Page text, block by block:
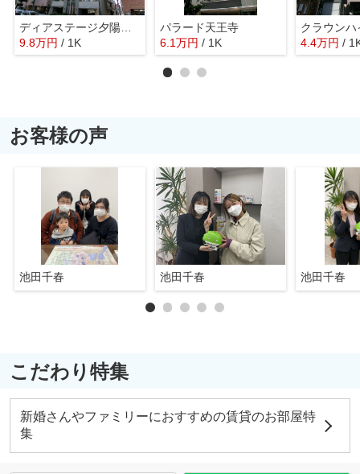
ディアステージ夕陽丘ソシエール
9.8万円 / 1K
パラード天王寺
6.1万円 / 1K
クラウン
4.4万円 /
お客様の声
池田千春 池田千春 池田千春
こだわり特集
新婚さんやファミリーにおすすめの賃貸のお部屋特
集